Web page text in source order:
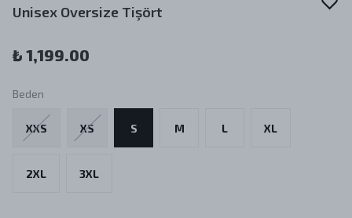
Unisex Oversize Tişört
₺ 1,199.00
Beden
XXS XS S M L XL
2XL 3XL